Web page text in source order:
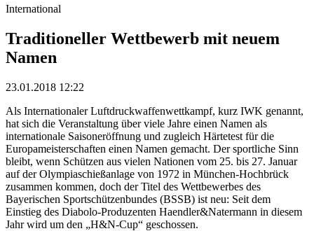
International
Traditioneller Wettbewerb mit neuem
Namen
23.01.2018 12:22
Als Internationaler Luftdruckwaffenwettkampf, kurz IWK genannt,
hat sich die Veranstaltung über viele Jahre einen Namen als
internationale Saisoneröffnung und zugleich Härtetest für die
Europameisterschaften einen Namen gemacht. Der sportliche Sinn
bleibt, wenn Schützen aus vielen Nationen vom 25. bis 27. Januar
auf der Olympiaschießanlage von 1972 in München-Hochbrück
zusammen kommen, doch der Titel des Wettbewerbes des
Bayerischen Sportschützenbundes (BSSB) ist neu: Seit dem
Einstieg des Diabolo-Produzenten Haendler&Natermann in diesem
Jahr wird um den „H&N-Cup“ geschossen.